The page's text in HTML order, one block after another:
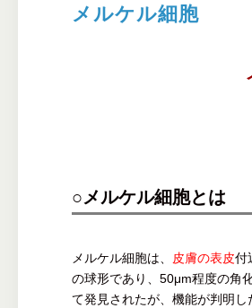
メルケル細胞
○メルケル細胞とは
メルケル細胞は、 皮膚の表皮付
の球形であり、50μm程度の角
て発見されたが、機能が判明